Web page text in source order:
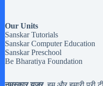
Our Units
Sanskar Tutorials
Sanskar Computer Education
Sanskar Preschool
Be Bharatiya Foundation